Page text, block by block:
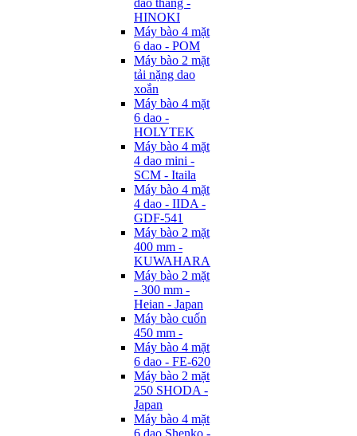
dao thẳng -
HINOKI
Máy bào 4 mặt
6 dao - POM
Máy bào 2 mặt
tải nặng dao
xoắn
Máy bào 4 mặt
6 dao -
HOLYTEK
Máy bào 4 mặt
4 dao mini -
SCM - Itaila
Máy bào 4 mặt
4 dao - IIDA -
GDF-541
Máy bào 2 mặt
400 mm -
KUWAHARA
Máy bào 2 mặt
- 300 mm -
Heian - Japan
Máy bào cuốn
450 mm -
Máy bào 4 mặt
6 dao - FE-620
Máy bào 2 mặt
250 SHODA -
Japan
Máy bào 4 mặt
6 dao Shenko -